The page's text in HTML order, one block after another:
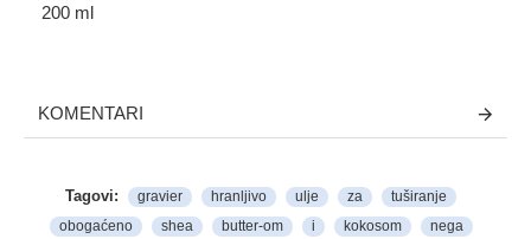
200 ml
KOMENTARI
Tagovi: gravier hranljivo ulje za
tuširanje
obogaćeno
shea butter-om i kokosom
nega